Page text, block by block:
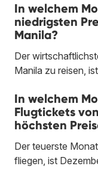
In welchem
niedrigsten
Manila?
Der
Manila zu reisen,
In welchem
Flugtickets
höchsten
Der teuerste
fliegen, ist